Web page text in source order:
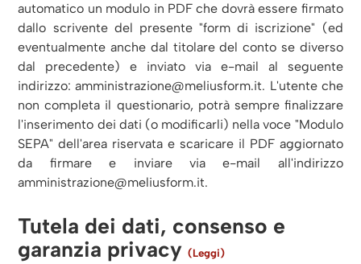
automatico un modulo in PDF che dovrà essere firmato
dallo scrivente del presente "form di iscrizione" (ed
eventualmente anche dal titolare del conto se diverso
dal precedente) e inviato via e-mail al seguente
indirizzo: amministrazione@meliusform.it. L'utente che
non completa il questionario, potrà sempre finalizzare
l'inserimento dei dati (o modificarli) nella voce "Modulo
SEPA" dell'area riservata e scaricare il PDF aggiornato
da firmare e inviare via e-mail all'indirizzo
amministrazione@meliusform.it.
Tutela dei dati, consenso e
garanzia privacy(Leggi)